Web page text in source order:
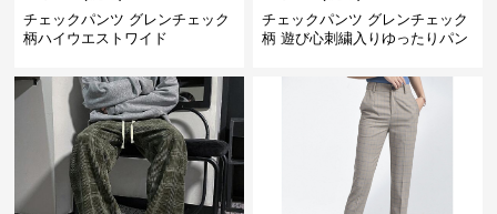
チェックパンツ グレンチェック
柄ハイウエストワイド
チェックパンツ グレンチェック
柄 遊び心刺繍入りゆったりパン